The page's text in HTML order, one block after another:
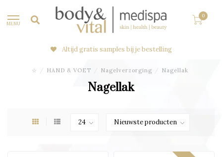
MENU
0
Altijd gratis samples bij je bestelling
☆ / HAND & VOET / Nagelverzorging / Nagellak
Nagellak